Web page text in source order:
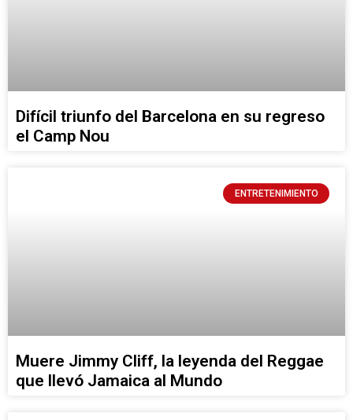
Difícil triunfo del Barcelona en su regreso
el Camp Nou
ENTRETENIMIENTO
Muere Jimmy Cliff, la leyenda del Reggae
que llevó Jamaica al Mundo